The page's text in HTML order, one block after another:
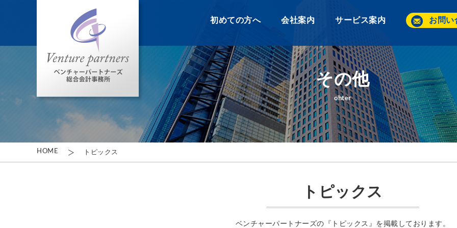
初めての方へ 会社案内 サービス案内 お問い
その他
ohter
HOME トピックス
トピックス
ベンチャーパートナーズの『トピックス』を掲載しております。